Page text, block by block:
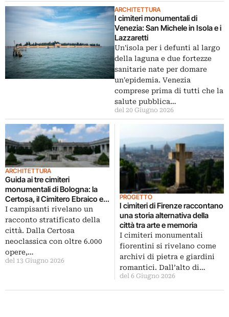
ARCHITETTURA
I cimiteri monumentali di
Venezia: San Michele in Isola e i
Lazzaretti
Un'isola per i defunti al largo
della laguna e due fortezze
sanitarie nate per domare
un'epidemia. Venezia
comprese prima di tutti che la
salute pubblica…
del 20 Giugno 2026
ARCHITETTURA
Guida ai tre cimiteri
monumentali di Bologna: la
Certosa, il Cimitero Ebraico e il
Polacco
I campisanti rivelano un
racconto stratificato della
città. Dalla Certosa
neoclassica con oltre 6.000
opere,…
del 13 Giugno 2026
PROGETTO
I cimiteri di Firenze raccontano
una storia alternativa della
città tra arte e memoria
I cimiteri monumentali
fiorentini si rivelano come
archivi di pietra e giardini
romantici. Dall’alto di…
del 6 Giugno 2026